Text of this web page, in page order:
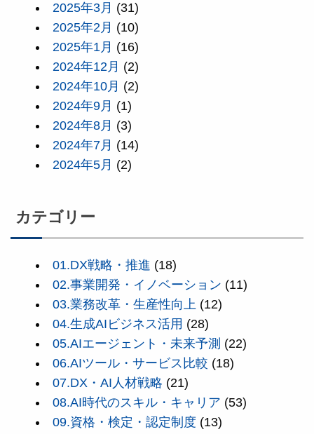
2025年3月 (31)
2025年2月 (10)
2025年1月 (16)
2024年12月 (2)
2024年10月 (2)
2024年9月 (1)
2024年8月 (3)
2024年7月 (14)
2024年5月 (2)
カテゴリー
01.DX戦略・推進 (18)
02.事業開発・イノベーション (11)
03.業務改革・生産性向上(12)
04.生成AIビジネス活用 (28)
05.AIエージェント・未来予測 (22)
06.AIツール・サービス比較 (18)
07.DX・AI人材戦略 (21)
08.AI時代のスキル・キャリア (53)
09.資格・検定・認定制度 (13)